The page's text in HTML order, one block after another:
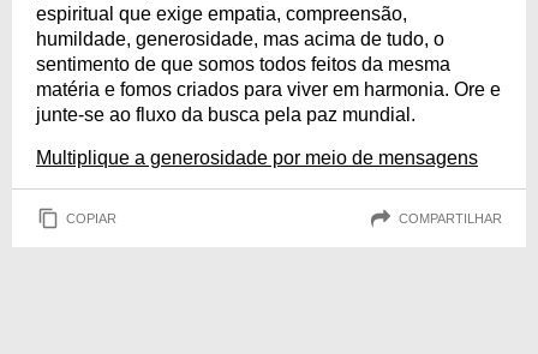
espiritual que exige empatia, compreensão,
humildade, generosidade, mas acima de tudo, o
sentimento de que somos todos feitos da mesma
matéria e fomos criados para viver em harmonia. Ore e
junte-se ao fluxo da busca pela paz mundial.
Multiplique a generosidade por meio de mensagens
COPIAR COMPARTILHAR